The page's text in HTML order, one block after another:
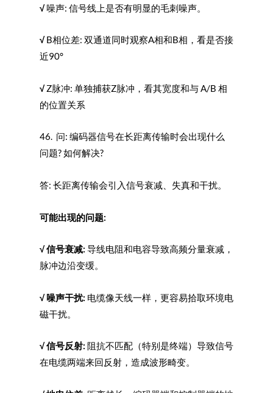
√噪声: 信号线上是否有明显的毛刺噪声。
√B相位差: 双通道同时观察A相和B相，看是否接
近90°
√Z脉冲: 单独捕获Z脉冲，看其宽度和与 A/B 相
的位置关系
46. 问: 编码器信号在长距离传输时会出现什么
问题? 如何解决?
答: 长距离传输会引入信号衰减、失真和干扰。
可能出现的问题:
√信号衰减: 导线电阻和电容导致高频分量衰减，
脉冲边沿变缓。
√噪声干扰: 电缆像天线一样，更容易拾取环境电
磁干扰。
√信号反射: 阻抗不匹配（特别是终端）导致信号
在电缆两端来回反射，造成波形畸变。